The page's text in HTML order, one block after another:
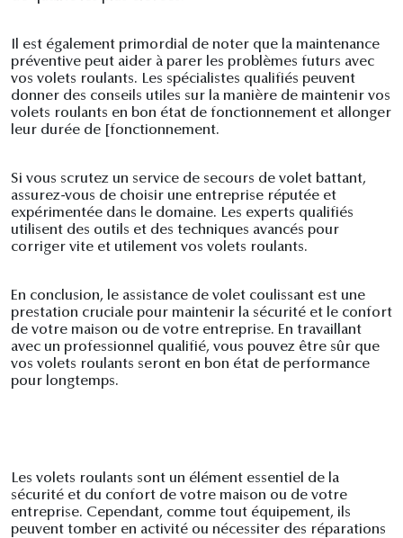
Il est également primordial de noter que la maintenance
préventive peut aider à parer les problèmes futurs avec
vos volets roulants. Les spécialistes qualifiés peuvent
donner des conseils utiles sur la manière de maintenir vos
volets roulants en bon état de fonctionnement et allonger
leur durée de [fonctionnement.
Si vous scrutez un service de secours de volet battant,
assurez-vous de choisir une entreprise réputée et
expérimentée dans le domaine. Les experts qualifiés
utilisent des outils et des techniques avancés pour
corriger vite et utilement vos volets roulants.
En conclusion, le assistance de volet coulissant est une
prestation cruciale pour maintenir la sécurité et le confort
de votre maison ou de votre entreprise. En travaillant
avec un professionnel qualifié, vous pouvez être sûr que
vos volets roulants seront en bon état de performance
pour longtemps.
Les volets roulants sont un élément essentiel de la
sécurité et du confort de votre maison ou de votre
entreprise. Cependant, comme tout équipement, ils
peuvent tomber en activité ou nécessiter des réparations